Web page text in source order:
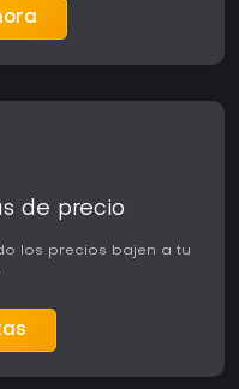
de precio
los precios bajen a tu